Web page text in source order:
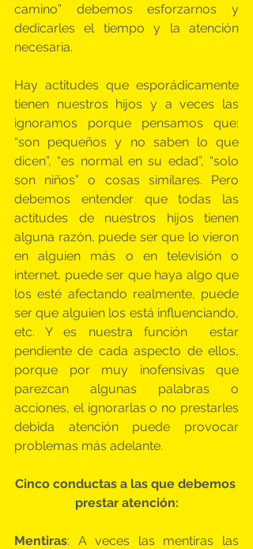
camino” debemos esforzarnos y
dedicarles el tiempo y la atención
necesaria.
Hay actitudes que esporádicamente
tienen nuestros hijos y a veces las
ignoramos porque pensamos que:
“son pequeños y no saben lo que
dicen”, “es normal en su edad”, “solo
son niños” o cosas similares. Pero
debemos entender que todas las
actitudes de nuestros hijos tienen
alguna razón, puede ser que lo vieron
en alguien más o en televisión o
internet, puede ser que haya algo que
los esté afectando realmente, puede
ser que alguien los está influenciando,
etc. Y es nuestra función  estar
pendiente de cada aspecto de ellos,
porque por muy inofensivas que
parezcan algunas palabras o
acciones, el ignorarlas o no prestarles
debida atención puede provocar
problemas más adelante.
Cinco conductas a las que debemos
prestar atención:
Mentiras: A veces las mentiras las